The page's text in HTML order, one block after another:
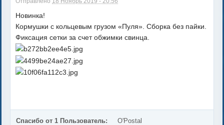
Новинка!
Кормушки с кольцевым грузом «Пуля». Сборка без пайки.
Фиксация сетки за счет обжимки свинца.
Спасибо от 1 Пользователь: O'Postal